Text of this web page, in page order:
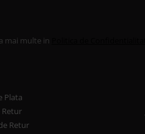
mai multe in
Plata
Retur
Retur